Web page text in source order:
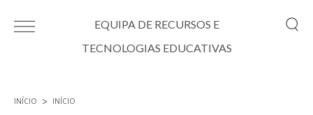
EQUIPA DE RECURSOS E
TECNOLOGIAS EDUCATIVAS
INÍCIO INÍCIO